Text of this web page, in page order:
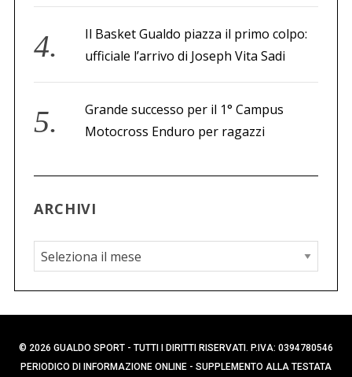
Il Basket Gualdo piazza il primo colpo:
ufficiale l’arrivo di Joseph Vita Sadi
Grande successo per il 1° Campus
Motocross Enduro per ragazzi
ARCHIVI
A
r
c
h
i
v
© 2026 GUALDO SPORT - TUTTI I DIRITTI RISERVATI. P.IVA: 0394780546
PERIODICO DI INFORMAZIONE ONLINE - SUPPLEMENTO ALLA TESTATA